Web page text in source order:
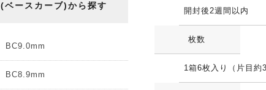
開封後2週間以内
枚数
1箱6枚入り（片目約
(ベースカーブ)から探す
BC9.0mm
BC8.9mm